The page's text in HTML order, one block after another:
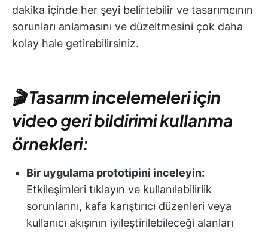
dakika içinde her şeyi belirtebilir ve tasarımcının
sorunları anlamasını ve düzeltmesini çok daha
kolay hale getirebilirsiniz.
🎬 Tasarım incelemeleri için
video geri bildirimi kullanma
örnekleri:
Bir uygulama prototipini inceleyin:
Etkileşimleri tıklayın ve kullanılabilirlik
sorunlarını, kafa karıştırıcı düzenleri veya
kullanıcı akışının iyileştirilebileceği alanları